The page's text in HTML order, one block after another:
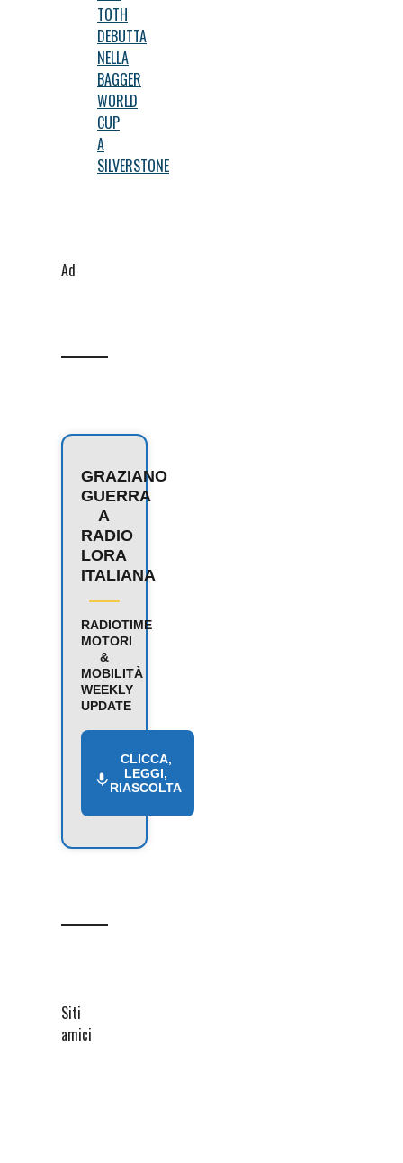
TOTH
DEBUTTA
NELLA
BAGGER
WORLD
CUP
A
SILVERSTONE
Ad
GRAZIANO
GUERRA
A
RADIO
LORA
ITALIANA
RADIOTIME
MOTORI
&
MOBILITÀ
WEEKLY
UPDATE
CLICCA,
LEGGI,
RIASCOLTA
Siti
amici